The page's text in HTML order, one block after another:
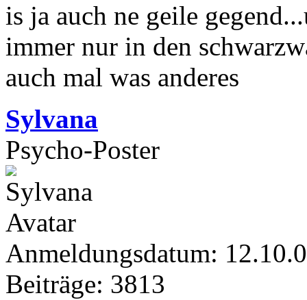
is ja auch ne geile
immer nur in den
auch mal was anderes
Sylvana
Psycho-Poster
Anmeldungsdatum:
Beiträge: 3813